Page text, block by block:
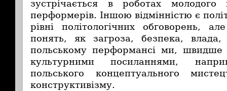
зустрічається в роботах молодого
перформерів. Іншою відмінністю є
рівні політологічних обговорень,
понять, як загроза, безпека,
польському перформансі ми, швидше
культурними посиланнями,
польського концептуального
конструктивізму.